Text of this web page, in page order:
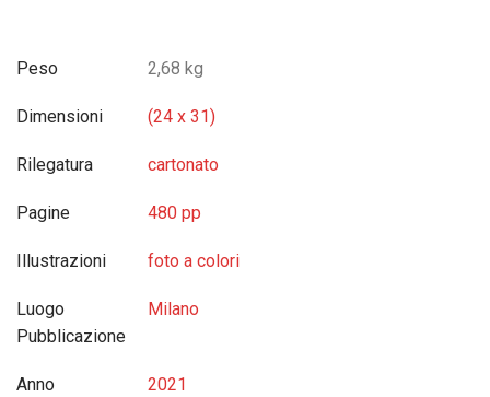
Peso 2,68 kg
Dimensioni (24 x 31)
Rilegatura cartonato
Pagine 480 pp
Illustrazioni foto a colori
Luogo
Pubblicazione
Milano
Anno 2021